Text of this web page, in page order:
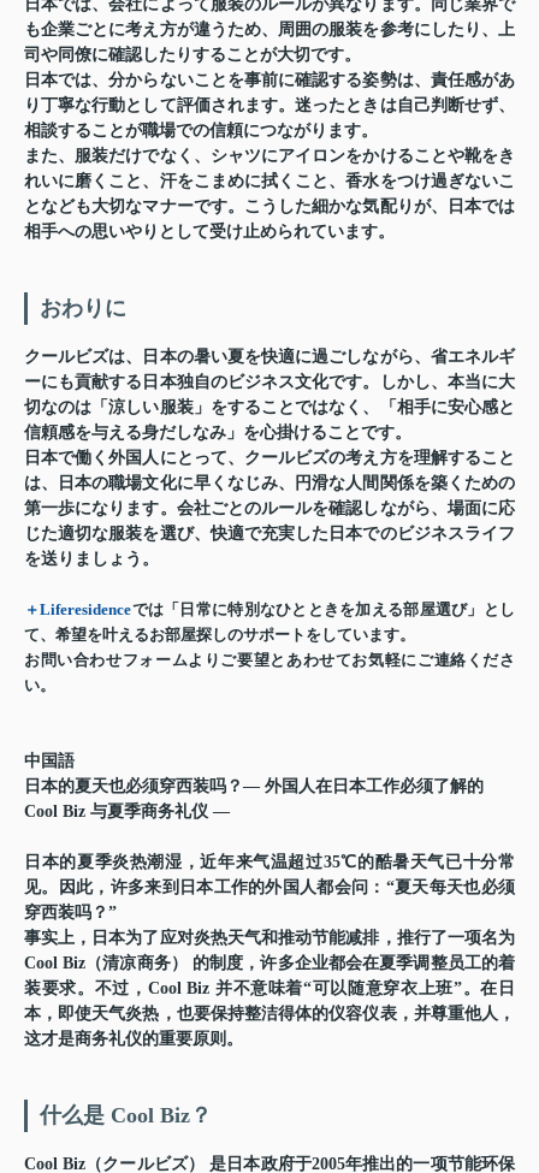
日本では、会社によって服装のルールが異なります。同じ業界で
も企業ごとに考え方が違うため、周囲の服装を参考にしたり、上
司や同僚に確認したりすることが大切です。
日本では、分からないことを事前に確認する姿勢は、責任感があ
り丁寧な行動として評価されます。迷ったときは自己判断せず、
相談することが職場での信頼につながります。
また、服装だけでなく、シャツにアイロンをかけることや靴をき
れいに磨くこと、汗をこまめに拭くこと、香水をつけ過ぎないこ
となども大切なマナーです。こうした細かな気配りが、日本では
相手への思いやりとして受け止められています。
おわりに
クールビズは、日本の暑い夏を快適に過ごしながら、省エネルギ
ーにも貢献する日本独自のビジネス文化です。しかし、本当に大
切なのは「涼しい服装」をすることではなく、「相手に安心感と
信頼感を与える身だしなみ」を心掛けることです。
日本で働く外国人にとって、クールビズの考え方を理解すること
は、日本の職場文化に早くなじみ、円滑な人間関係を築くための
第一歩になります。会社ごとのルールを確認しながら、場面に応
じた適切な服装を選び、快適で充実した日本でのビジネスライフ
を送りましょう。
＋Liferesidenceでは「日常に特別なひとときを加える部屋選び」とし
て、希望を叶えるお部屋探しのサポートをしています。
お問い合わせフォームよりご要望とあわせてお気軽にご連絡くださ
い。
中国語
日本的夏天也必须穿西装吗？— 外国人在日本工作必须了解的
Cool Biz 与夏季商务礼仪 —
日本的夏季炎热潮湿，近年来气温超过35℃的酷暑天气已十分常
见。因此，许多来到日本工作的外国人都会问：“夏天每天也必须
穿西装吗？”
事实上，日本为了应对炎热天气和推动节能减排，推行了一项名为
Cool Biz（清凉商务）
的制度，许多企业都会在夏季调整员工的着
装要求。不过，Cool Biz 并不意味着“可以随意穿衣上班”。在日
本，即使天气炎热，也要保持整洁得体的仪容仪表，并尊重他人，
这才是商务礼仪的重要原则。
什么是 Cool Biz？
Cool Biz（クールビズ） 是日本政府于2005年推出的一项节能环保